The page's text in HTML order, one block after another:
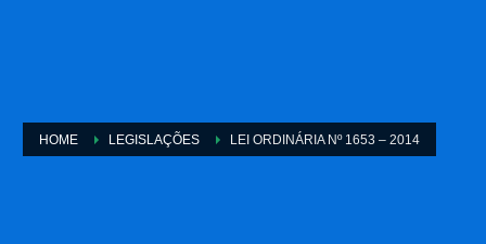
HOME LEGISLAÇÕES LEI ORDINÁRIA Nº 1653 – 2014